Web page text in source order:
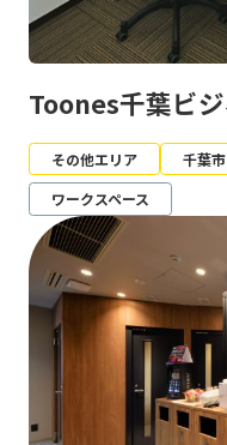
Toones千葉ビ
その他エリア
千葉市
ワークスペース